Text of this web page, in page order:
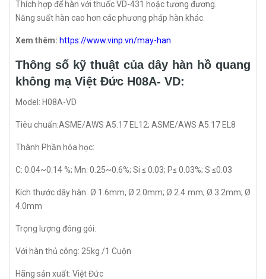
Thích hợp để hàn với thuốc VD-431 hoặc tương đương.
Năng suất hàn cao hơn các phương pháp hàn khác.
Xem thêm: https://www.vinp.vn/may-han
Thông số kỹ thuật của dây hàn hồ quang
không mạ Việt Đức H08A- VD:
Model: H08A-VD
Tiêu chuẩn:ASME/AWS A5.17 EL12; ASME/AWS A5.17 EL8
Thành Phần hóa học:
C: 0.04~0.14 %; Mn: 0.25~0.6%; Si ≤ 0.03; P≤ 0.03%; S ≤0.03
Kích thước dây hàn: Ø 1.6mm, Ø 2.0mm; Ø 2.4 mm; Ø 3.2mm; Ø
4.0mm
Trọng lượng đóng gói:
Với hàn thủ công: 25kg /1 Cuộn
Hãng sản xuất: Việt Đức